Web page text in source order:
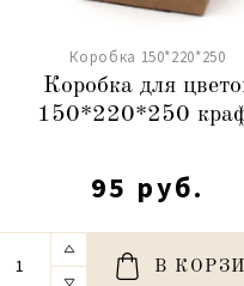
Коробка 150*220*250
Коробка для
150*220*250
95 руб.
В